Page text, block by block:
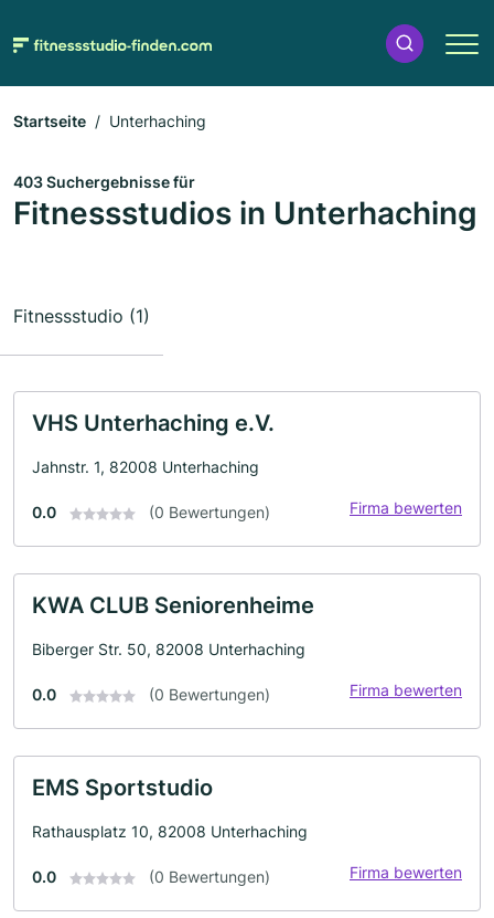
Startseite Unterhaching
403 Suchergebnisse für
Fitnessstudios in Unterhaching
Fitnessstudio (1)
VHS Unterhaching e.V.
Jahnstr. 1, 82008 Unterhaching
0.0 (0 Bewertungen) Firma bewerten
KWA CLUB Seniorenheime
Biberger Str. 50, 82008 Unterhaching
0.0 (0 Bewertungen) Firma bewerten
EMS Sportstudio
Rathausplatz 10, 82008 Unterhaching
0.0 (0 Bewertungen) Firma bewerten